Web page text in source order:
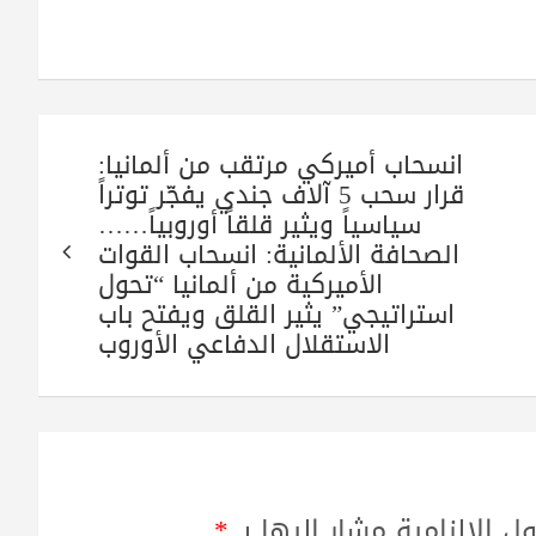
انسحاب أميركي مرتقب من ألمانيا:
قرار سحب 5 آلاف جندي يفجّر توتراً
سياسياً ويثير قلقاً أوروبياً……
الصحافة الألمانية: انسحاب القوات
الأميركية من ألمانيا “تحول
استراتيجي” يثير القلق ويفتح باب
الاستقلال الدفاعي الأوروب